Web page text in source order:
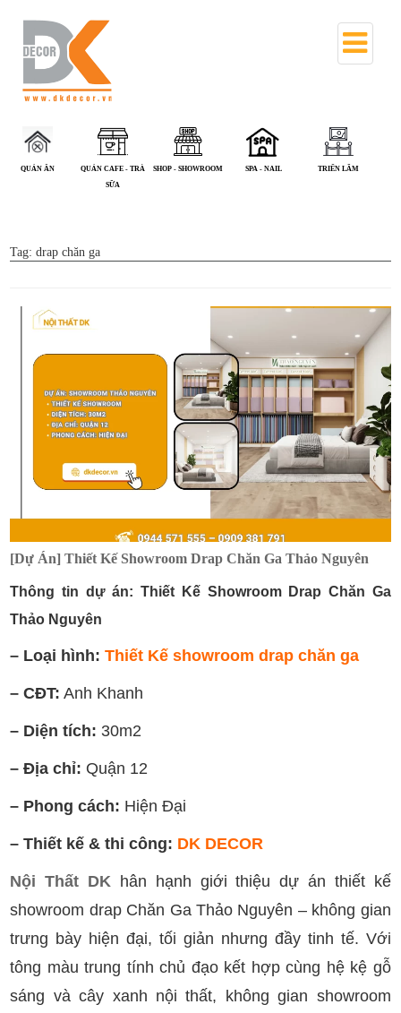
QUÁN CAFE - TRÀ
SHOP - SHOWROOM SPA - NAIL TRIỂN LÃM VĂN PHÒNG
Tag:drap chăn ga
[Dự Án] Thiết Kế Showroom Drap Chăn Ga Thảo Nguyên
Thông tin dự án: Thiết Kế Showroom Drap Chăn Ga
Thảo Nguyên
– Loại hình:Thiết Kế showroom drap chăn ga
– CĐT: Anh Khanh
– Diện tích: 30m2
– Địa chỉ: Quận 12
– Phong cách: Hiện Đại
– Thiết kế & thi công: DK DECOR
Nội Thất DK hân hạnh giới thiệu dự án thiết kế
showroom drap Chăn Ga Thảo Nguyên – không gian
trưng bày hiện đại, tối giản nhưng đầy tinh tế. Với
tông màu trung tính chủ đạo kết hợp cùng hệ kệ gỗ
sáng và cây xanh nội thất, không gian showroom